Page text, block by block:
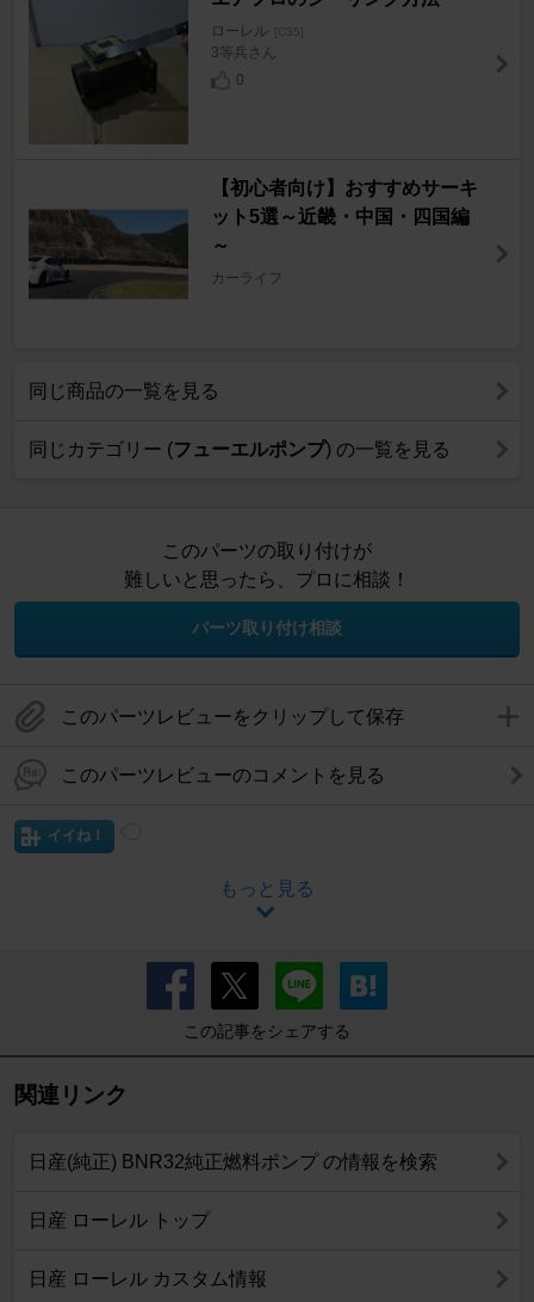
ローレル [C35]
3等兵さん
0
【初心者向け】おすすめサーキ
ット5選～近畿・中国・四国編
～
カーライフ
同じ商品の一覧を見る
同じカテゴリー (フューエルポンプ) の一覧を見る
このパーツの取り付けが
難しいと思ったら、プロに相談！
パーツ取り付け相談
このパーツレビューをクリップして保存
このパーツレビューのコメントを見る
イイね！
もっと見る
この記事をシェアする
関連リンク
日産(純正) BNR32純正燃料ポンプ の情報を検索
日産 ローレル トップ
日産 ローレル カスタム情報